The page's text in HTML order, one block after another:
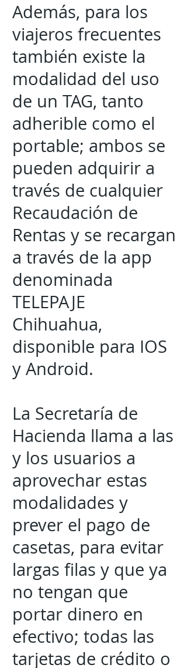
Además, para los
viajeros frecuentes
también existe la
modalidad del uso
de un TAG, tanto
adherible como el
portable; ambos se
pueden adquirir a
través de cualquier
Recaudación de
Rentas y se recargan
a través de la app
denominada
TELEPAJE
Chihuahua,
disponible para IOS
y Android.
La Secretaría de
Hacienda llama a las
y los usuarios a
aprovechar estas
modalidades y
prever el pago de
casetas, para evitar
largas filas y que ya
no tengan que
portar dinero en
efectivo; todas las
tarjetas de crédito o